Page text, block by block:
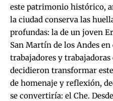
este patrimonio histórico,
la ciudad conserva las
profundas: la de un joven
San Martín de los Andes en
trabajadores y trabajadoras
decidieron transformar
de homenaje y reflexión,
se convertiría: el Che.